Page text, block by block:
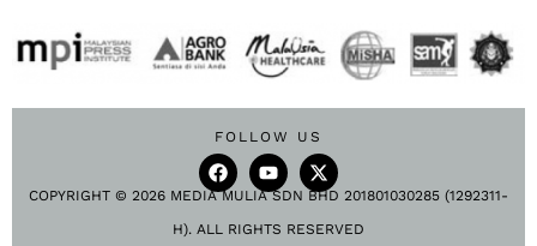
FOLLOW US
COPYRIGHT © 2026 MEDIA MULIA SDN BHD 201801030285 (1292311-
H). ALL RIGHTS RESERVED